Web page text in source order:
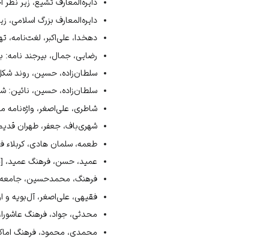
↑
رضایی، بیرجند نامه:
↑
محمدی، فرهنگ اماکن و
دایره‌المعارف تشیع، زیر نظر
دایره‌المعارف بزرگ اسلامی،
دهخدا، علی‌اکبر، لغت‌نامه،
رضایی، جمال، بیرجند نامه:
سلطان‌زاده، حسین، روند
سلطان‌زاده، حسین، نائین: شهر
شاطری، علی‌اصغر، واژه‌نامه
شهری‌باف، جعفر، طهران قدیم،
طعمه، سلمان هادی، کربلاء فی
عمید، حسن، فرهنگ عمید،
فرهنگ، محمدحسین،
فقیهی، علی‌اصغر، آل‌بویه و
محدثی، جواد، فرهنگ عاشورا،
محمدی، محمود، فرهنگ اماکن